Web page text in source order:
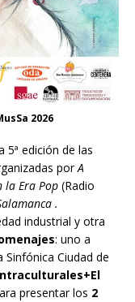
2026
5ª edición de las
porA
la Era Pop (Radio
.
industrial y otra
: uno a
Sinfónica Ciudad de
presentar los 2